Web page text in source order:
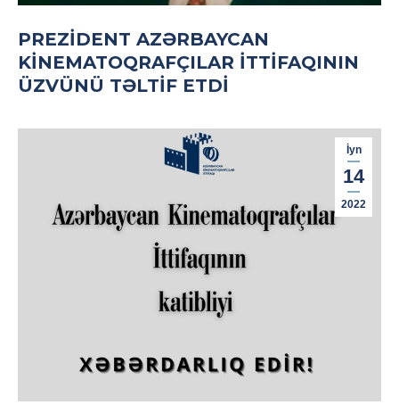
PREZIDENT AZƏRBAYCAN
KINEMATOQRAFÇILAR İTTIFAQININ
ÜZVÜNÜ TƏLTIF ETDI
İyn
14
2022